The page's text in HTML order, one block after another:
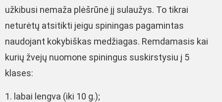
užkibusi nemaža plėšrūnė jį sulaužys. To tikrai
neturėtų atsitikti jeigu spiningas pagamintas
naudojant kokybiškas medžiagas. Remdamasis kai
kurių žvejų nuomone spiningus suskirstysiu į 5
klases:
1. labai lengva (iki 10 g.);